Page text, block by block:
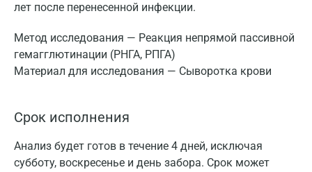
лет после перенесенной инфекции.
Метод исследования — Реакция непрямой пассивной
гемагглютинации (РНГА, РПГА)
Материал для исследования — Сыворотка крови
Срок исполнения
Анализ будет готов в течение 4 дней, исключая
субботу, воскресенье и день забора. Срок может